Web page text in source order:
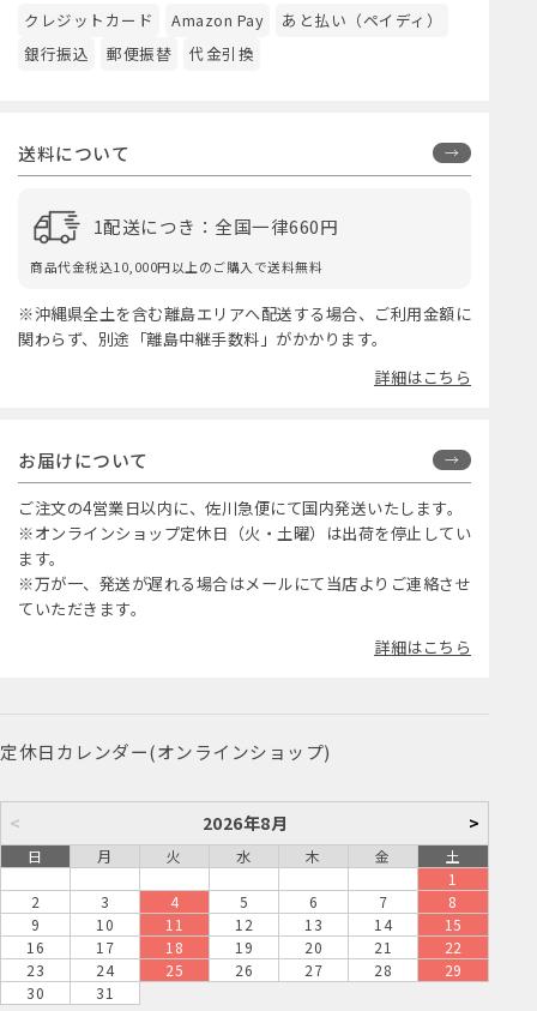
クレジットカード Amazon Pay
あと払い（ペイディ）
銀行振込
郵便振替 代金引換
送料について
1配送につき：全国一律660円
商品代金税込10,000円以上のご購入で送料無料
※沖縄県全土を含む離島エリアへ配送する場合、ご利用金額に
関わらず、別途「離島中継手数料」がかかります。
詳細はこちら
お届けについて
ご注文の4営業日以内に、佐川急便にて国内発送いたします。
※オンラインショップ定休日（火・土曜）は出荷を停止してい
ます。
※万が一、発送が遅れる場合はメールにて当店よりご連絡させ
ていただきます。
詳細はこちら
定休日カレンダー(オンラインショップ)
< 2026年8月 >
日 月 火 水 木 金
土
1
2
3 4 5 6 7
8
9
10 11 12 13 14
15
16
17 18 19 20 21
22
23
24 25 26 27 28
29
30
31